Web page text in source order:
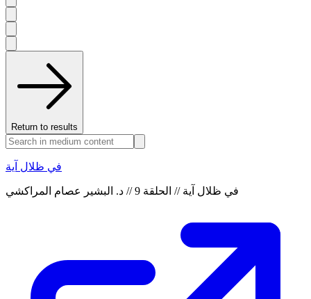
Return to results
في ظلال آية
في ظلال آية // الحلقة 9 // د. البشير عصام المراكشي